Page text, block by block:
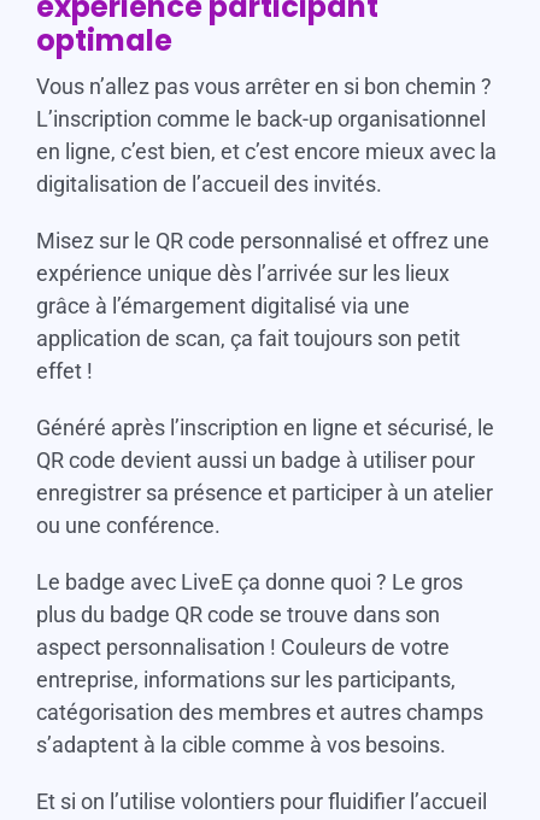
optimale
Vous n’allez pas vous arrêter en si bon chemin ?
L’inscription comme le back-up organisationnel
en ligne, c’est bien, et c’est encore mieux avec la
digitalisation de l’accueil des invités.
Misez sur le QR code personnalisé et offrez une
expérience unique dès l’arrivée sur les lieux
grâce à l’émargement digitalisé via une
application de scan, ça fait toujours son petit
effet !
Généré après l’inscription en ligne et sécurisé, le
QR code devient aussi un badge à utiliser pour
enregistrer sa présence et participer à un atelier
ou une conférence.
Le badge avec LiveE ça donne quoi ? Le gros
plus du badge QR code se trouve dans son
aspect personnalisation ! Couleurs de votre
entreprise, informations sur les participants,
catégorisation des membres et autres champs
s’adaptent à la cible comme à vos besoins.
Et si on l’utilise volontiers pour fluidifier l’accueil